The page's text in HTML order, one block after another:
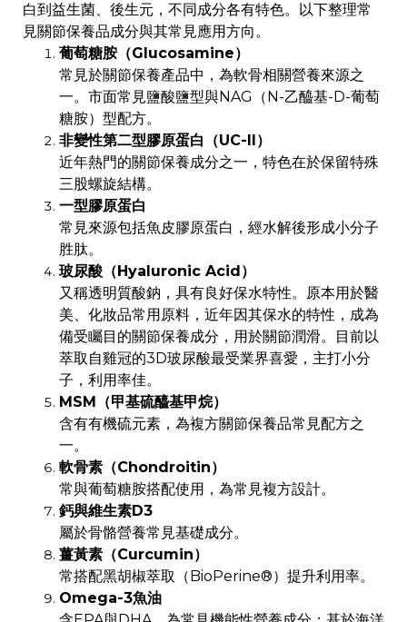
白到益生菌、後生元，不同成分各有特色。以下整理常
見關節保養品成分與其常見應用方向。
葡萄糖胺（Glucosamine）
常見於關節保養產品中，為軟骨相關營養來源之
一。市面常見鹽酸鹽型與NAG（N-乙醯基-D-葡萄
糖胺）型配方。
非變性第二型膠原蛋白（UC-II）
近年熱門的關節保養成分之一，特色在於保留特殊
三股螺旋結構。
一型膠原蛋白
常見來源包括魚皮膠原蛋白，經水解後形成小分子
胜肽。
玻尿酸（Hyaluronic Acid）
又稱透明質酸鈉，具有良好保水特性。原本用於醫
美、化妝品常用原料，近年因其保水的特性，成為
備受矚目的關節保養成分，用於關節潤滑。目前以
萃取自雞冠的3D玻尿酸最受業界喜愛，主打小分
子，利用率佳。
MSM（甲基硫醯基甲烷）
含有有機硫元素，為複方關節保養品常見配方之
一。
軟骨素（Chondroitin）
常與葡萄糖胺搭配使用，為常見複方設計。
鈣與維生素D3
屬於骨骼營養常見基礎成分。
薑黃素（Curcumin）
常搭配黑胡椒萃取（BioPerine®）提升利用率。
Omega-3魚油